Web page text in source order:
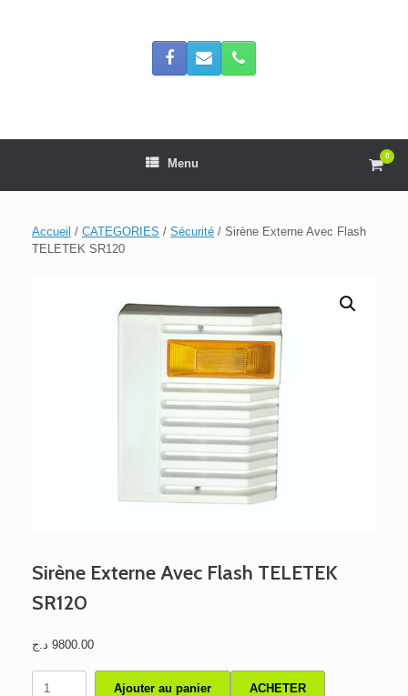
Menu
View
cart
0
Accueil / CATEGORIES / Sécurité / Sirène Externe Avec Flash
TELETEK SR120
Sirène Externe Avec Flash TELETEK
SR120
9800.00 د.ج
Ajouter au panier ACHETER